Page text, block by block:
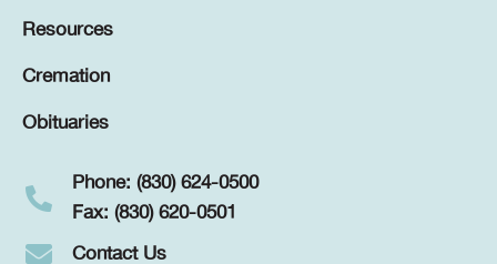
Resources
Cremation
Obituaries
Phone: (830) 624-0500
Fax: (830) 620-0501
Contact Us